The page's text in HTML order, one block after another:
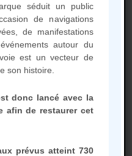
sur la Barque
sur le Léman.
ci-dessous,
vers vous
séduit un public
de navigations
de manifestations
autour du
est un vecteur de
son histoire.
donc lancé avec la
afin de restaurer cet
prévus atteint 730